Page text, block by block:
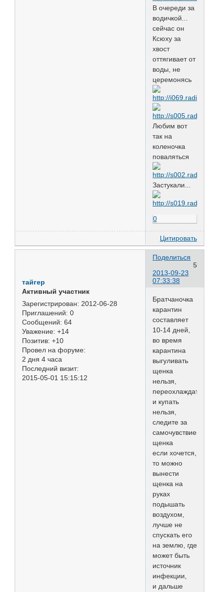
В очереди за
водичкой...
сейчас он
Ксюху за
хвост
оттягивает от
воды, не
церемонясь
Любим вот
так на
коленочка
поваляться
Застукали...
0
Цитировать
Поделиться
5
2013-09-23
07:33:38
тайгер
Активный участник
Зарегистрирован: 2012-06-28
Приглашений: 0
Сообщений: 64
Уважение: +14
Позитив: +10
Провел на форуме:
2 дня 4 часа
Последний визит:
2015-05-01 15:15:12
Братчаночка
карантин
составляет
10-14 дней,
во время
карантина
выгуливать
щенка
нельзя,
переохлаждать
и купать
нельзя,
следите за
самочувствием
щенка
если хочется,
то можно
вынести
щенка на
руках
подышать
воздухом,
лучше не
спускать его
на землю, где
может быть
источник
инфекции,
и дальше